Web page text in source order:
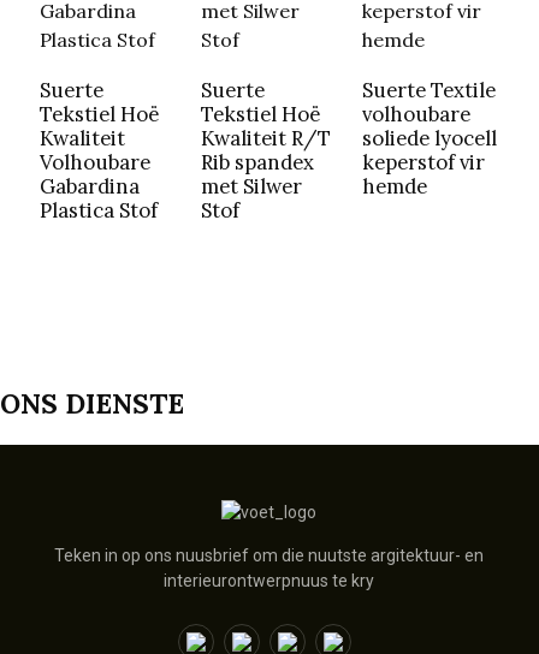
Suerte
Tekstiel Hoë
Kwaliteit
Volhoubare
Gabardina
Plastica Stof
Suerte
Tekstiel Hoë
Kwaliteit R/T
Rib spandex
met Silwer
Stof
Suerte Textile
volhoubare
soliede lyocell
keperstof vir
hemde
ONS DIENSTE
Teken in op ons nuusbrief om die nuutste argitektuur- en
interieurontwerpnuus te kry